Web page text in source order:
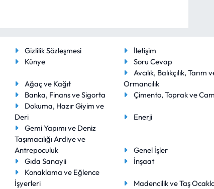
Gizlilik Sözleşmesi
İletişim
Künye
Soru Cevap
Ağaç ve Kağıt
Avcılık, Balıkçılık, Tarım
Ormancılık
Banka, Finans ve Sigorta
Çimento, Toprak ve
Dokuma, Hazır Giyim ve
Deri
Enerji
Gemi Yapımı ve Deniz
Taşımacılığı Ardiye ve
Antrepoculuk
Genel İşler
Gıda Sanayii
İnşaat
Konaklama ve Eğlence
İşyerleri
Madencilik ve Taş